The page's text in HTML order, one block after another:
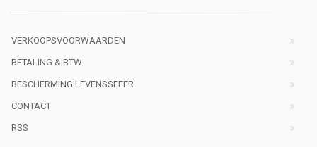
VERKOOPSVOORWAARDEN
BETALING & BTW
BESCHERMING LEVENSSFEER
CONTACT
RSS